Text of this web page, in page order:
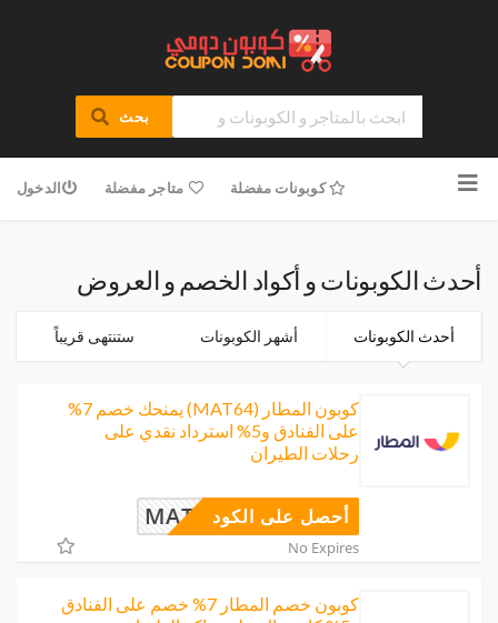
بحث
للمحتوى
كوبونات مفضلة متاجر مفضلة الدخول
أحدث الكوبونات و أكواد الخصم و العروض
أحدث الكوبونات أشهر الكوبونات ستنتهى قريباً
كوبون المطار (MAT64) يمنحك خصم 7%
على الفنادق و5% استرداد نقدي على
رحلات الطيران
MAT64أحصل على الكود
No Expires
كوبون خصم المطار 7% خصم على الفنادق